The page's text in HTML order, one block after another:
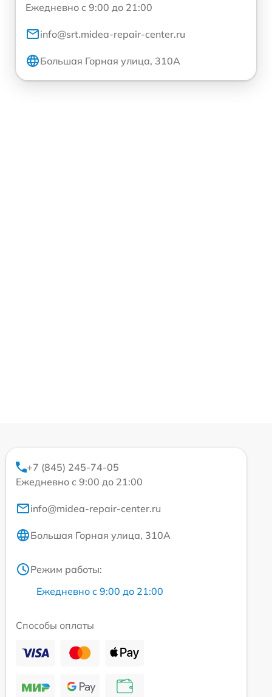
Ежедневно с 9:00 до 21:00
info@srt.midea-repair-center.ru
Большая Горная улица, 310А
+7 (845) 245-74-05
Ежедневно с 9:00 до 21:00
info@midea-repair-center.ru
Большая Горная улица, 310А
Режим работы:
Ежедневно с 9:00 до 21:00
Способы оплаты